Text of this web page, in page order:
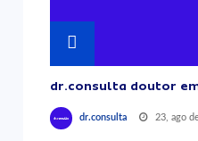
dr.consulta doutor
dr.consulta 23, ago